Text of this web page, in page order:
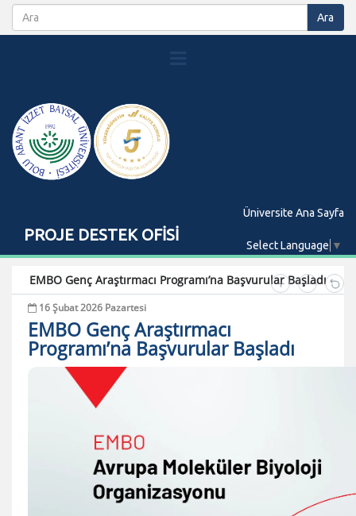
PROJE DESTEK OFİSİ
Üniversite Ana Sayfa
Select Language ▼
EMBO Genç Araştırmacı Programı’na Başvurular Başladı
16 Şubat 2026 Pazartesi
EMBO Genç Araştırmacı
Programı’na Başvurular Başladı